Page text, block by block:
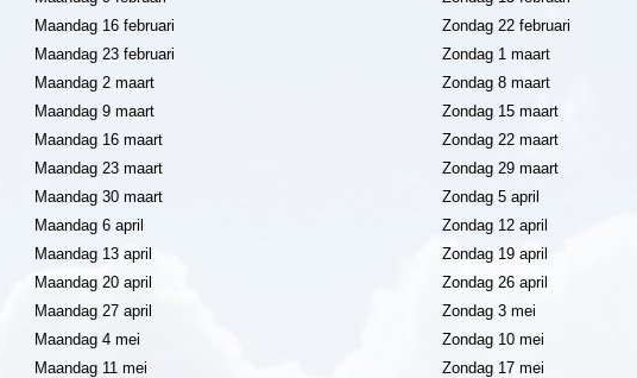
Maandag 16 februari
Zondag 22 februari
Maandag 23 februari
Zondag 1 maart
Maandag 2 maart
Zondag 8 maart
Maandag 9 maart
Zondag 15 maart
Maandag 16 maart
Zondag 22 maart
Maandag 23 maart
Zondag 29 maart
Maandag 30 maart
Zondag 5 april
Maandag 6 april
Zondag 12 april
Maandag 13 april
Zondag 19 april
Maandag 20 april
Zondag 26 april
Maandag 27 april
Zondag 3 mei
Maandag 4 mei
Zondag 10 mei
Maandag 11 mei
Zondag 17 mei